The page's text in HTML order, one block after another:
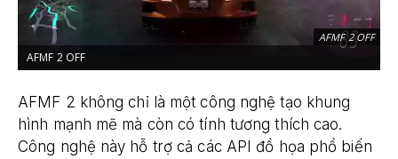
AFMF 2 OFF
AFMF 2 OFF
AFMF 2 không chỉ là một công nghệ tạo khung
hình mạnh mẽ mà còn có tính tương thích cao.
Công nghệ này hỗ trợ cả các API đồ họa phổ biến